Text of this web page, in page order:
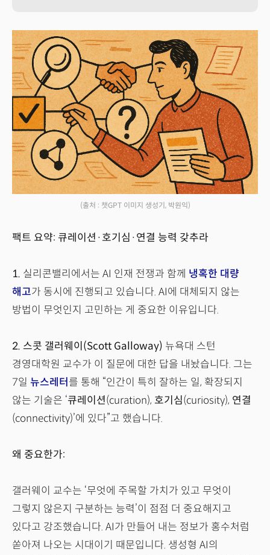
(출처 : 챗GPT 이미지 생성기, 박원익)
팩트 요약: 큐레이션·호기심·연결 능력 갖추라
1. 실리콘밸리에서는 AI 인재 전쟁과 함께 냉혹한 대량
해고가 동시에 진행되고 있습니다. AI에 대체되지 않는
방법이 무엇인지 고민하는 게 중요한 이유입니다.
2. 스콧 갤러웨이(Scott Galloway) 뉴욕대 스턴
경영대학원 교수가 이 질문에 대한 답을 내놨습니다. 그는
7일 뉴스레터 를 통해 “인간이 특히 잘하는 일, 확장되지
않는 기술은 ‘큐레이션(curation), 호기심(curiosity), 연결
(connectivity)’에 있다”고 했습니다.
왜 중요한가:
갤러웨이 교수는 ‘무엇에 주목할 가치가 있고 무엇이
그렇지 않은지 구분하는 능력’이 점점 더 중요해지고
있다고 강조했습니다. AI가 만들어 내는 정보가 홍수처럼
쏟아져 나오는 시대이기 때문입니다. 생성형 AI의